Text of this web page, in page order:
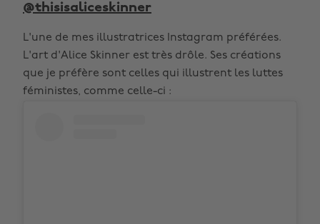
@thisisaliceskinner
L'une de mes illustratrices Instagram préférées.
L'art d'Alice Skinner est très drôle. Ses créations
que je préfère sont celles qui illustrent les luttes
féministes, comme celle-ci :